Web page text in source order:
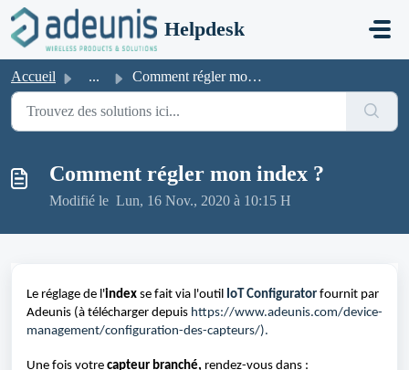
Passer au contenu principal
Helpdesk
Accueil ... Comment régler mon index ?
Comment régler mon index ?
Modifié le Lun, 16 Nov., 2020 à 10:15 H
Le réglage de l'index se fait via l'outil IoT Configurator fournit par
Adeunis (à télécharger depuis https://www.adeunis.com/device-
management/configuration-des-capteurs/).
Une fois votre capteur branché, rendez-vous dans :